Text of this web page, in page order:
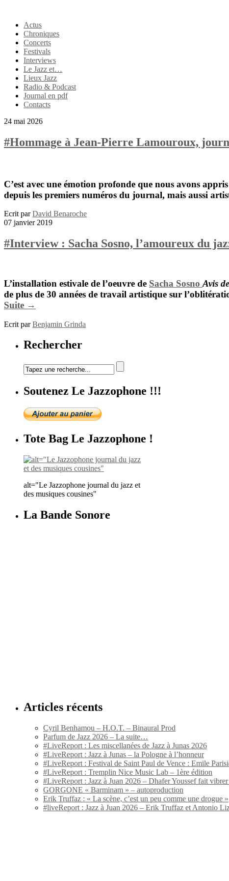
Actus
Chroniques
Concerts
Festivals
Interviews
Le Jazz et…
Lieux Jazz
Radio & Podcast
Journal en pdf
Contacts
24 mai 2026
#Hommage à Jean-Pierre Lamouroux,
C’est avec une émotion profonde que nous avons
depuis les premiers numéros du journal, mais aussi
Ecrit parDavid Benaroche
07 janvier 2019
#Interview : Sacha Sosno, l’amoureux du
L’installation estivale de l’oeuvre de Sacha Sosno Avis
de plus de 30 années de travail artistique sur
Suite →
Ecrit parBenjamin Grinda
Rechercher
Soutenez Le Jazzophone !!!
Tote Bag Le Jazzophone !
alt="Le Jazzophone journal du jazz et
des musiques cousines"
La Bande Sonore
Articles récents
Cyril Benhamou – H.O.T. – Binaural Prod
Parfum de Jazz 2026 – La suite…
#LiveReport : Les miscellanées de Jazz à Junas 2026
#LiveReport : Jazz à Junas – la Pologne à l’honneur
#LiveReport : Festival de Saint Paul de Vence : Emile
#LiveReport : Tremplin Nice Music Lab – 1ère édition
#LiveReport : Jazz à Juan 2026 – Dhafer Youssef fait
GORGONE « Barminam » – autoproduction
Erik Truffaz : « La scène, c’est un peu comme une drogue »
#liveReport : Jazz à Juan 2026 – Erik Truffaz et Antonio